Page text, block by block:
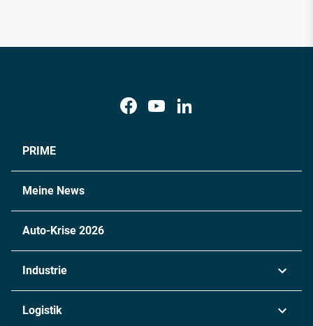
PRIME
Meine News
Auto-Krise 2026
Industrie
Logistik